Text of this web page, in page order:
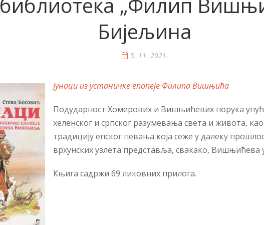
Бијељина
5. 11. 2021.
Јунаци из устаничке епопеје Филипа Вишњића
По­ду­дар­ност Хо­ме­ро­вих и Ви­шњи­ће­вих по­ру­ка
хе­лен­ског и срп­ског ра­зу­ме­ва­ња све­та и жи­во­та,
тра­ди­ци­ју еп­ског пе­ва­ња ко­ја сеже у далеку
вр­хун­ских уз­ле­та пред­ста­вља, свакако, Ви­шњи­ће­ва
Књига садржи 69 ликовних прилога.